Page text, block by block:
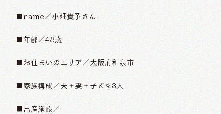
■name／小畑貴予さん
■年齢／48歳
■お住まいのエリア／大阪府和泉市
■家族構成／夫＋妻＋子ども3人
■出産施設／-